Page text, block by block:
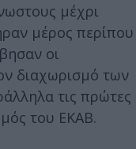
μέχρι
μέρος περίπου
οι
διαχωρισμό των
τις πρώτες
του ΕΚΑΒ.